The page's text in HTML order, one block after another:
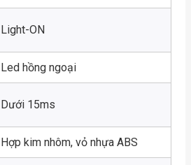
Light-ON
Led hồng ngoại
Dưới 15ms
Hợp kim nhôm, vỏ nhựa ABS